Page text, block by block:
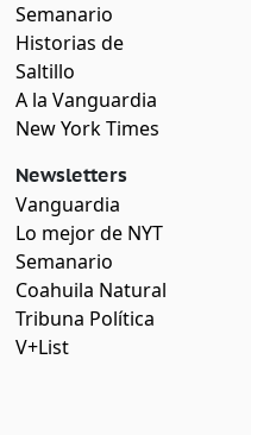
Semanario
Historias de
Saltillo
A la Vanguardia
New York Times
Newsletters
Vanguardia
Lo mejor de NYT
Semanario
Coahuila Natural
Tribuna Política
V+List